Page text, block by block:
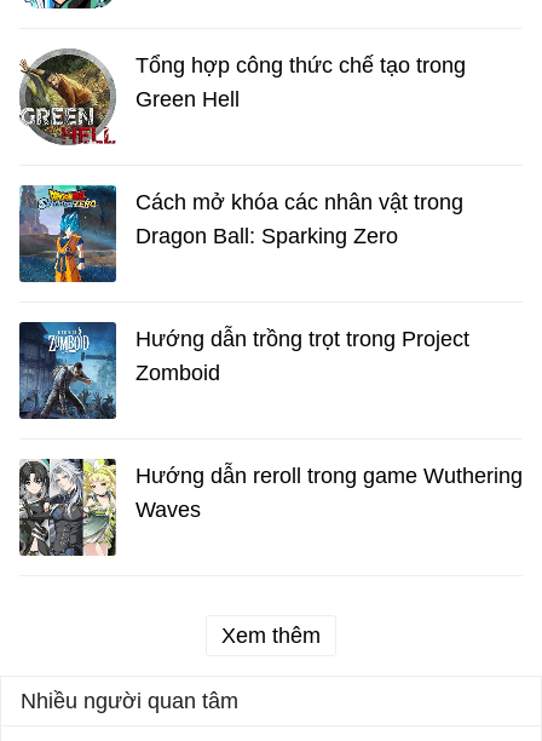
Tổng hợp công thức chế tạo trong
Green Hell
Cách mở khóa các nhân vật trong
Dragon Ball: Sparking Zero
Hướng dẫn trồng trọt trong Project
Zomboid
Hướng dẫn reroll trong game Wuthering
Waves
Xem thêm
Nhiều người quan tâm